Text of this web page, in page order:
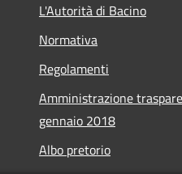
L'Autorità di Bacino
Normativa
Regolamenti
Amministrazione
gennaio 2018
Albo pretorio